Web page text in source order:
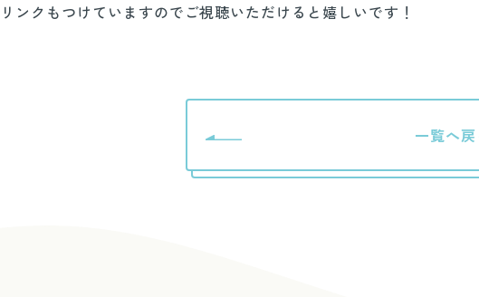
リンクもつけていますのでご視聴いただけると嬉しいです！
一覧へ戻